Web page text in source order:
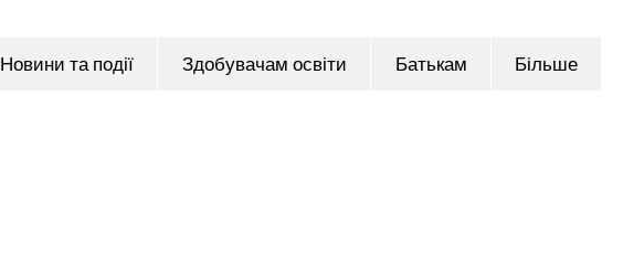
Новини та події Здобувачам освіти Батькам Більше